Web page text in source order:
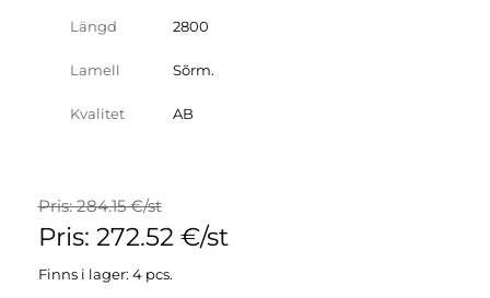
Längd 2800
Lamell Sõrm.
Kvalitet AB
Pris: 284.15 €/st
Pris: 272.52 €/st
Finns i lager: 4 pcs.